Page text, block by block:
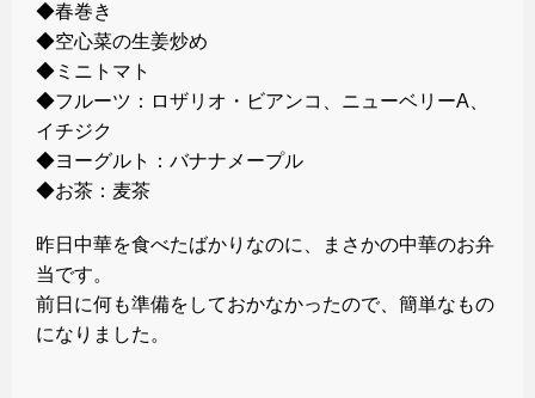
◆春巻き
◆空心菜の生姜炒め
◆ミニトマト
◆フルーツ：ロザリオ・ビアンコ、ニューベリーA、
イチジク
◆ヨーグルト：バナナメープル
◆お茶：麦茶
昨日中華を食べたばかりなのに、まさかの中華のお弁
当です。
前日に何も準備をしておかなかったので、簡単なもの
になりました。